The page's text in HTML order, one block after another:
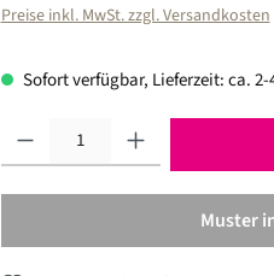
Preise inkl. MwSt. zzgl. Versandkosten
Sofort verfügbar, Lieferzeit: ca.
Produkt Anzahl: Gib den
Muster